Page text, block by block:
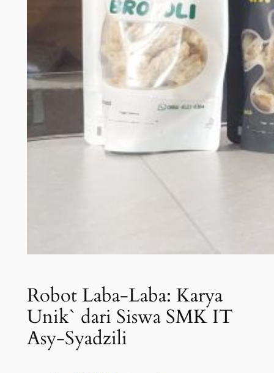
Robot Laba-Laba: Karya
Unik` dari Siswa SMK IT
Asy-Syadzili